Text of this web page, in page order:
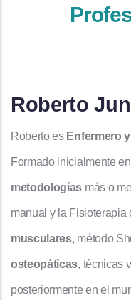
Roberto
Roberto es Enfermero
Formado inicialmente en
metodologías más o
manual y la Fisioterapia
musculares, método
osteopáticas, técnicas
posteriormente en el